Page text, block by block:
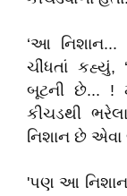
‘આ
ચીંધતાં કહ્યું,
બૂટની છે... !
કીચડથી
નિશાન છે એવા
'પણ આ